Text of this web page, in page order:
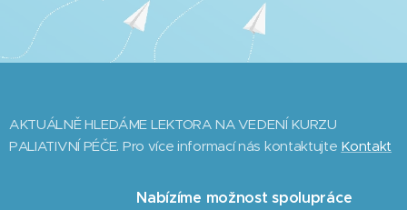
AKTUÁLNĚ HLEDÁME LEKTORA NA VEDENÍ KURZU
PALIATIVNÍ PÉČE. Pro více informací nás kontaktujte Kontakt
Nabízíme možnost spolupráce